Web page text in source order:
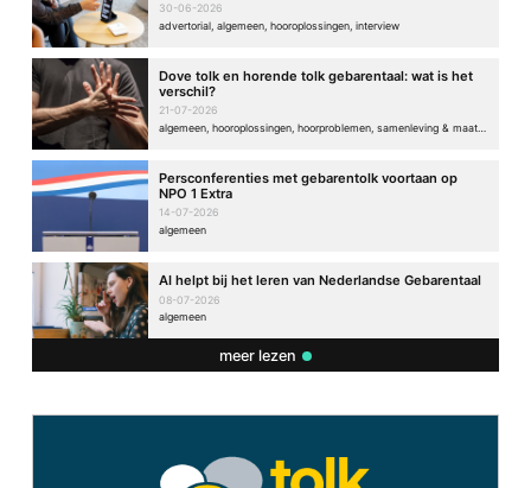
30-06-2026
advertorial, algemeen, hooroplossingen, interview
Dove tolk en horende tolk gebarentaal: wat is het
verschil?
21-07-2026
Persconferenties met gebarentolk voortaan op
NPO 1 Extra
14-07-2026
algemeen
AI helpt bij het leren van Nederlandse Gebarentaal
08-07-2026
algemeen
meer lezen